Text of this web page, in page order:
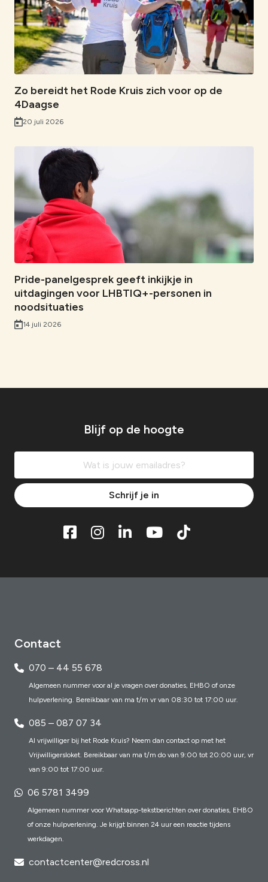
Zo bereidt het Rode Kruis zich voor op de
4Daagse
20 juli 2026
Pride-panelgesprek geeft inkijkje in
uitdagingen voor LHBTIQ+-personen in
noodsituaties
14 juli 2026
Blijf op de hoogte
Schrijf je in
Contact
070 – 44 55 678
Algemeen nummer voor al je vragen over donaties, EHBO of onze
hulpverlening. Bereikbaar van ma t/m vr van 08:30 tot 17:00 uur.
085 – 087 07 34
Al vrijwilliger bij het Rode Kruis? Neem dan contact op met het
Vrijwilligersloket. Bereikbaar van ma t/m do van 9:00 tot 20:00 uur, vr
van 9:00 tot 17:00 uur.
06 5781 3499
Algemeen nummer voor Whatsapp-tekstberichten over donaties, EHBO
of onze hulpverlening. Je krijgt binnen 24 uur een reactie tijdens
werkdagen.
contactcenter@redcross.nl